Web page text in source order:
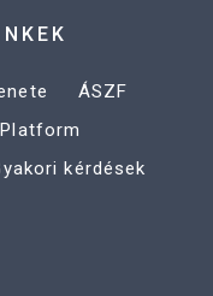
ÁSZF
kérdések